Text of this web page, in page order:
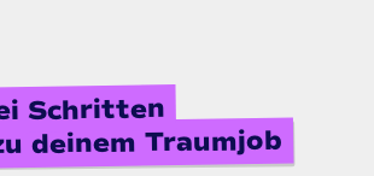
Schritten
deinem Traumjob